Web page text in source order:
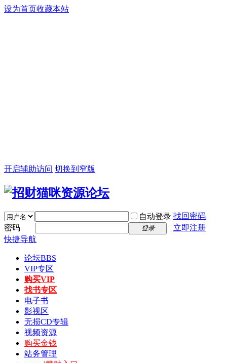
设为首页收藏本站
开启辅助访问 切换到窄版
自动登录 找回密码
密码
登录
立即注册
快捷导航
论坛BBS
VIP专区
购买VIP
找书专区
电子书
影视区
无损CD专辑
视频资源
购买金钱
站务管理